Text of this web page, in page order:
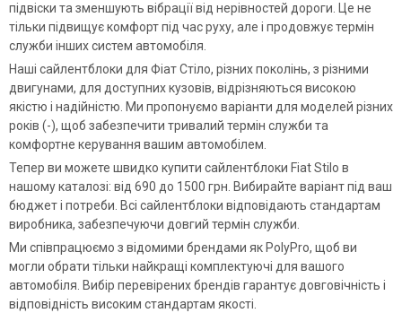
підвіски та зменшують вібрації від нерівностей дороги. Це не
тільки підвищує комфорт під час руху, але і продовжує термін
служби інших систем автомобіля.
Наші сайлентблоки для Фіат Стіло, різних поколінь, з різними
двигунами, для доступних кузовів, відрізняються високою
якістю і надійністю. Ми пропонуємо варіанти для моделей різних
років (-), щоб забезпечити тривалий термін служби та
комфортне керування вашим автомобілем.
Тепер ви можете швидко купити сайлентблоки Fiat Stilo в
нашому каталозі: від 690 до 1500 грн. Вибирайте варіант під ваш
бюджет і потреби. Всі сайлентблоки відповідають стандартам
виробника, забезпечуючи довгий термін служби.
Ми співпрацюємо з відомими брендами як PolyPro, щоб ви
могли обрати тільки найкращі комплектуючі для вашого
автомобіля. Вибір перевірених брендів гарантує довговічність і
відповідність високим стандартам якості.